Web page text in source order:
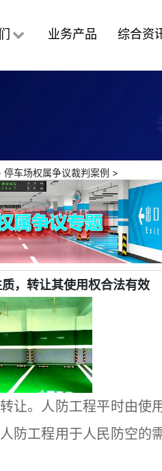
业务产品 综合资
停车场权属争议裁判案例 >
，转让其使用权合法有效
让。人防工程平时由使
防工程用于人民防空的